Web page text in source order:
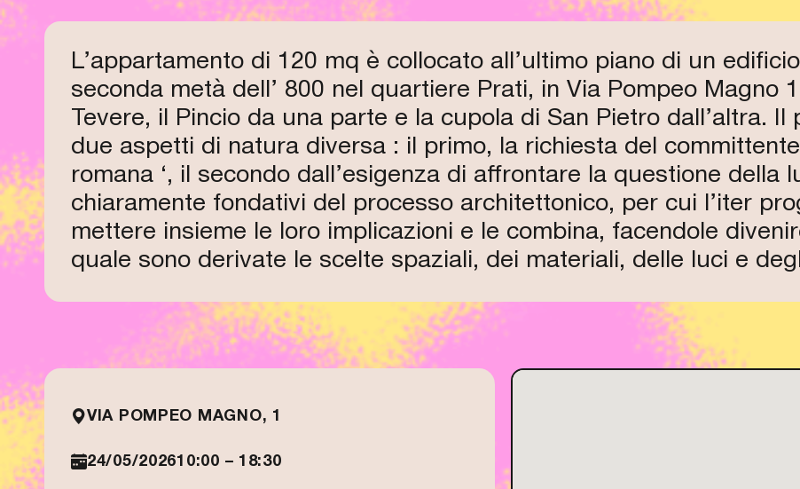
CHIUSO CHIUSO
L’appartamento di 120 mq è collocato all’ultimo piano di un
seconda metà dell’ 800 nel quartiere Prati, in Via Pompeo Magno
Tevere, il Pincio da una parte e la cupola di San Pietro dall’altra.
due aspetti di natura diversa : il primo, la richiesta del
romana ‘, il secondo dall’esigenza di affrontare la questione della
chiaramente fondativi del processo architettonico, per cui l’iter
mettere insieme le loro implicazioni e le combina, facendole
quale sono derivate le scelte spaziali, dei materiali, delle luci e
VIA POMPEO MAGNO, 1
24/05/202610:00 – 18:30